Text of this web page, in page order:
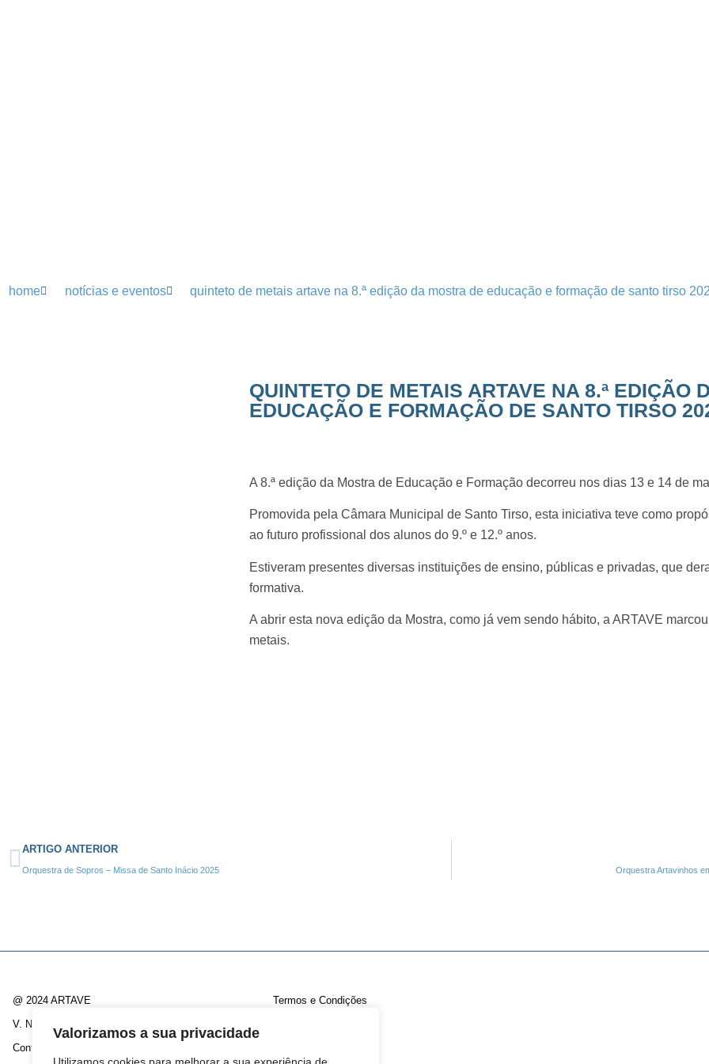
Valorizamos a sua privacidade
home notícias e eventos quinteto de metais artave na 8.ª edição da mostra de educação e formação de santo tirso
QUINTETO DE METAIS ARTAVE NA 8.ª EDIÇÃO
EDUCAÇÃO E FORMAÇÃO DE SANTO TIRSO
A 8.ª edição da Mostra de Educação e Formação decorreu nos dias 13 e 14 de
Promovida pela Câmara Municipal de Santo Tirso, esta iniciativa teve como
ao futuro profissional dos alunos do 9.º e 12.º anos.
Estiveram presentes diversas instituições de ensino, públicas e privadas, que
formativa.
A abrir esta nova edição da Mostra, como já vem sendo hábito, a ARTAVE
metais.
ARTIGO ANTERIOR
Orquestra de Sopros – Missa de Santo Inácio 2025 Orquestra Artavinhos
@ 2024 ARTAVE
V. N. Famalicão / Santo Tirso
Contactos:
Termos e Condições